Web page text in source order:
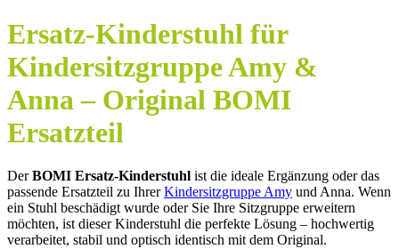
Ersatz-Kinderstuhl für
Kindersitzgruppe Amy &
Anna – Original BOMI
Ersatzteil
DerBOMI Ersatz-Kinderstuhl ist die ideale Ergänzung oder das
passende Ersatzteil zu IhrerKindersitzgruppe Amy und Anna. Wenn
ein Stuhl beschädigt wurde oder Sie Ihre Sitzgruppe erweitern
möchten, ist dieser Kinderstuhl die perfekte Lösung – hochwertig
verarbeitet, stabil und optisch identisch mit dem Original.